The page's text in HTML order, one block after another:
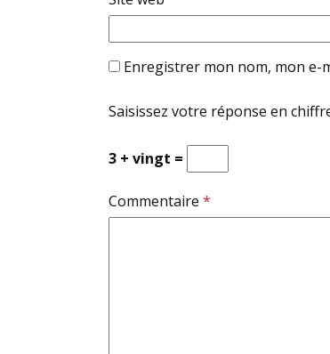
Enregistrer mon nom, mon e-
Saisissez votre réponse en
3 + vingt =
Commentaire *